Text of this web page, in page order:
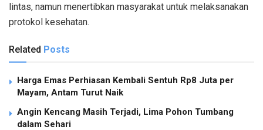
lintas, namun menertibkan masyarakat untuk melaksanakan
protokol kesehatan.
Related Posts
Harga Emas Perhiasan Kembali Sentuh Rp8 Juta per
Mayam, Antam Turut Naik
Angin Kencang Masih Terjadi, Lima Pohon Tumbang
dalam Sehari